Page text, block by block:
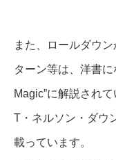
また、ロールダウ
ターン等は、洋書
Magic”に解説されて
T・ネルソン・ダウ
載っています。